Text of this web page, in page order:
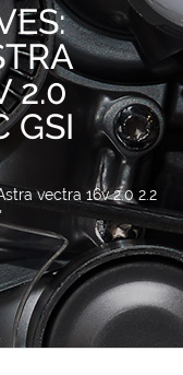
2.0
GSI
vectra 16v 2.0 2.2